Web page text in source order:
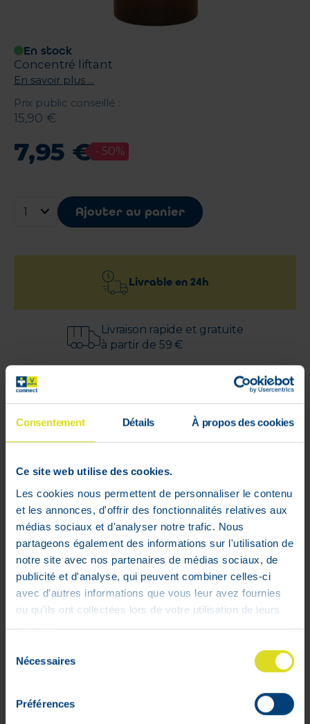
Consentement Détails À propos des cookies
Ce site web utilise des cookies.
Les cookies nous permettent de personnaliser le contenu
et les annonces, d'offrir des fonctionnalités relatives aux
médias sociaux et d'analyser notre trafic. Nous
partageons également des informations sur l'utilisation de
notre site avec nos partenaires de médias sociaux, de
publicité et d'analyse, qui peuvent combiner celles-ci
avec d'autres informations que vous leur avez fournies
ou qu'ils ont collectées lors de votre utilisation de leurs
services.
Nécessaires
Préférences
En stock
Concentré liftant
En savoir plus ...
Prix public conseillé :
15,90 €
7,95 € -50%
Ajouter au panier
Livrable en 24h
Livraison rapide et gratuite
à partir de 59 €
Paiement 100%
sécurisé garanti
lifting, antirides, assouplissante. Favorise
le relâchement cutané en réduisant les
rides d’expression. Réduit la profondeur,
le volume et la longueur des rides.
Composition:
10 % solution d’Hexapeptide-8.